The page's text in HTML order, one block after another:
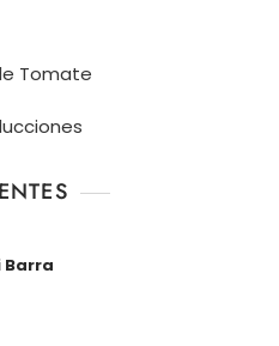
Tomate
Barra